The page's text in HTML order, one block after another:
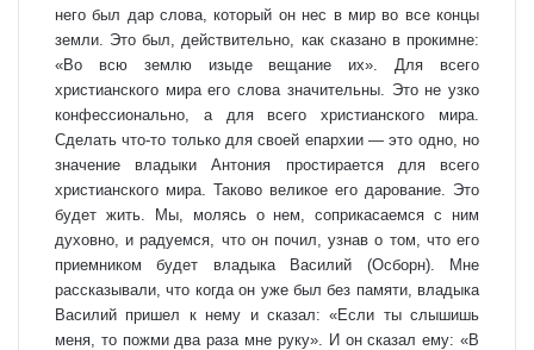
него был дар слова, который он нес в мир во все концы
земли. Это был, действительно, как сказано в прокимне:
«Во всю землю изыде вещание их». Для всего
христианского мира его слова значительны. Это не узко
конфессионально, а для всего христианского мира.
Сделать что-то только для своей епархии — это одно, но
значение владыки Антония простирается для всего
христианского мира. Таково великое его дарование. Это
будет жить. Мы, молясь о нем, соприкасаемся с ним
духовно, и радуемся, что он почил, узнав о том, что его
приемником будет владыка Василий (Осборн). Мне
рассказывали, что когда он уже был без памяти, владыка
Василий пришел к нему и сказал: «Если ты слышишь
меня, то пожми два раза мне руку». И он сказал ему: «В